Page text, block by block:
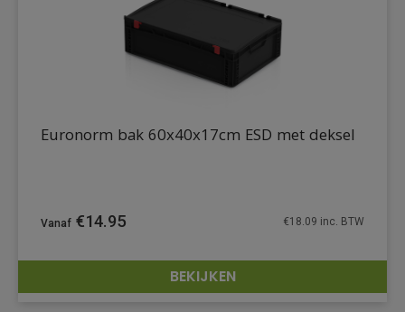
DETAILS
Euronorm bak 60x40x17cm ESD met deksel
€14.95 €18.09 inc. BTW
BEKIJKEN